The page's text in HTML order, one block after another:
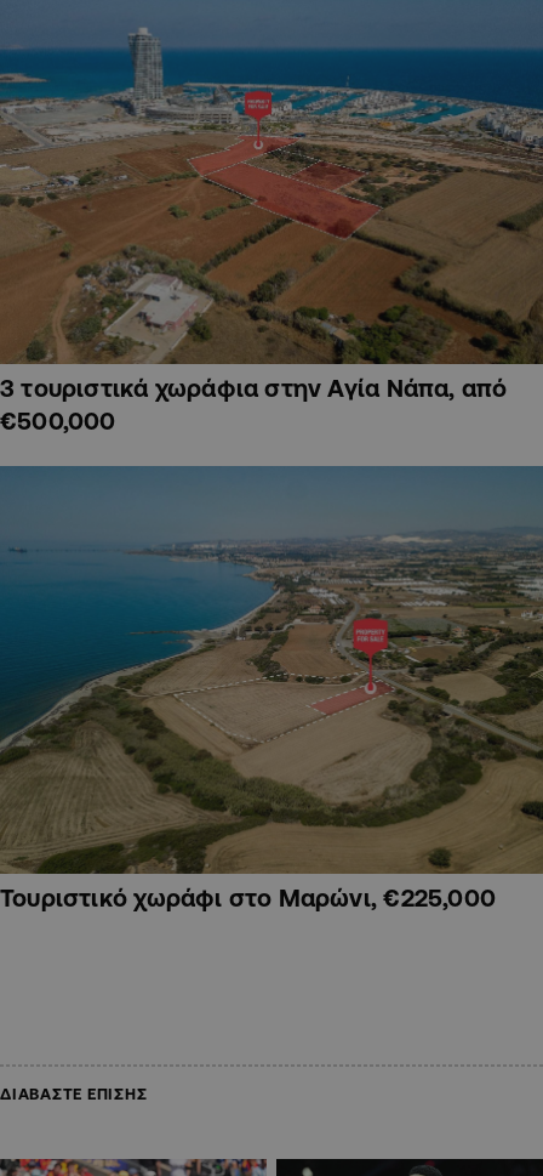
3 τουριστικά χωράφια στην Αγία Νάπα, από
€500,000
Τουριστικό χωράφι στο Μαρώνι, €225,000
ΔΙΑΒΑΣΤΕ ΕΠΙΣΗΣ